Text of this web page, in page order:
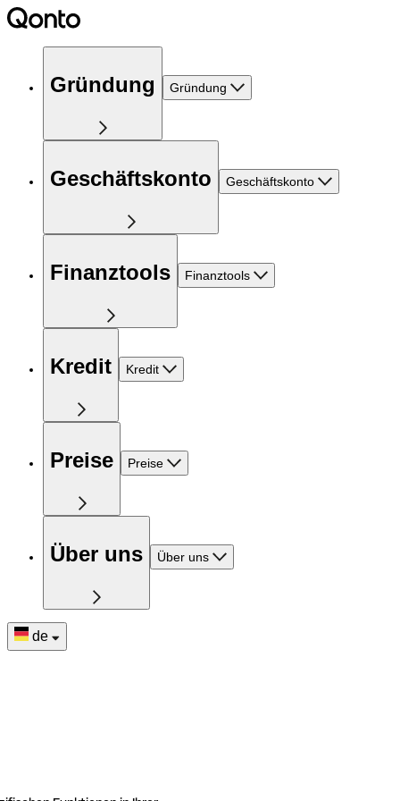
Gründung Gründung
Geschäftskonto Geschäftskonto
Finanztools Finanztools
Kredit Kredit
Preise Preise
Über uns Über uns
de